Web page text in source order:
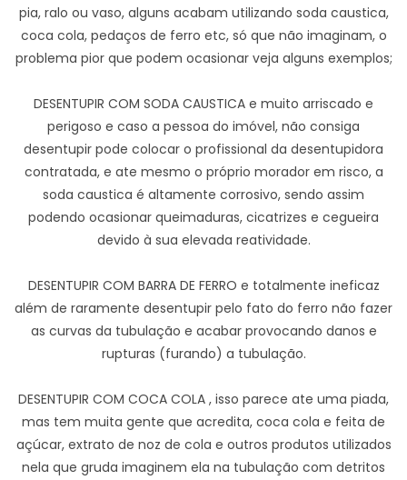
pia, ralo ou vaso, alguns acabam utilizando soda caustica,
coca cola, pedaços de ferro etc, só que não imaginam, o
problema pior que podem ocasionar veja alguns exemplos;
DESENTUPIR COM SODA CAUSTICA e muito arriscado e
perigoso e caso a pessoa do imóvel, não consiga
desentupir pode colocar o profissional da desentupidora
contratada, e ate mesmo o próprio morador em risco, a
soda caustica é altamente corrosivo, sendo assim
podendo ocasionar queimaduras, cicatrizes e cegueira
devido à sua elevada reatividade.
DESENTUPIR COM BARRA DE FERRO e totalmente ineficaz
além de raramente desentupir pelo fato do ferro não fazer
as curvas da tubulação e acabar provocando danos e
rupturas (furando) a tubulação.
DESENTUPIR COM COCA COLA , isso parece ate uma piada,
mas tem muita gente que acredita, coca cola e feita de
açúcar, extrato de noz de cola e outros produtos utilizados
nela que gruda imaginem ela na tubulação com detritos